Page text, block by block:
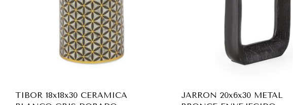
TIBOR 18x18x30 CERAMICA
JARRON 20x6x30 METAL